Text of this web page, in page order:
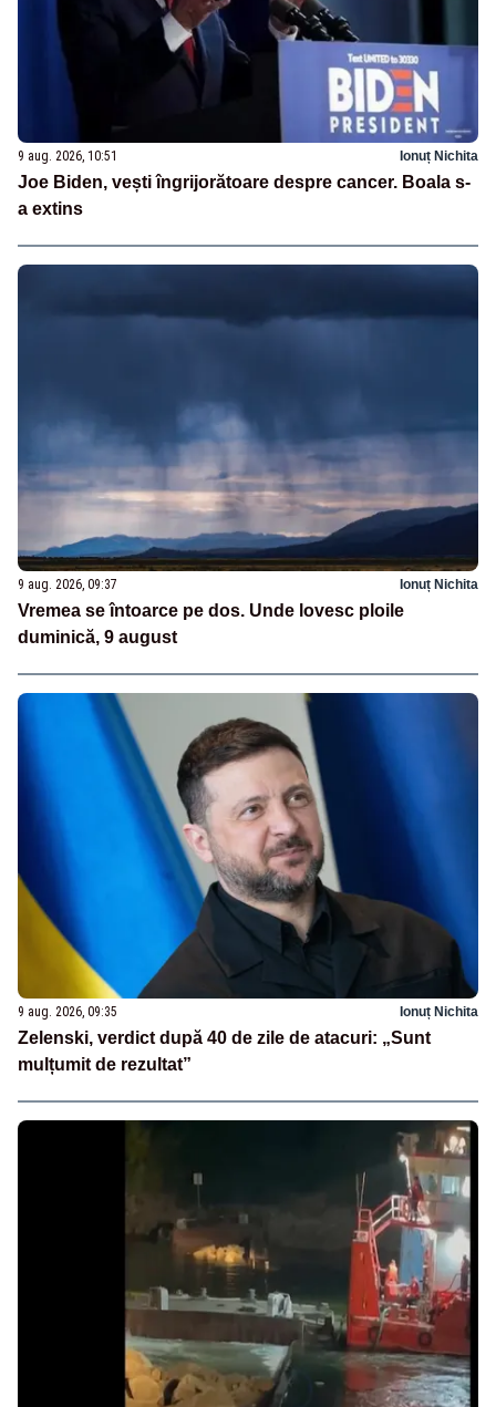
9 aug. 2026, 10:51 Ionuț Nichita
Joe Biden, vești îngrijorătoare despre cancer. Boala s-
a extins
9 aug. 2026, 09:37 Ionuț Nichita
Vremea se întoarce pe dos. Unde lovesc ploile
duminică, 9 august
9 aug. 2026, 09:35 Ionuț Nichita
Zelenski, verdict după 40 de zile de atacuri: „Sunt
mulțumit de rezultat”